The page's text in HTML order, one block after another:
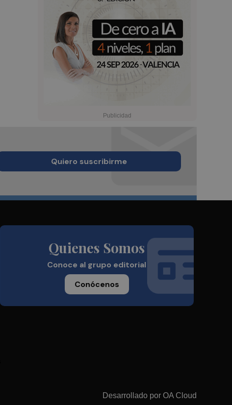
Quiero suscribirme
Quienes Somos
Conoce al grupo editorial
Conócenos
Desarrollado por OA Cloud